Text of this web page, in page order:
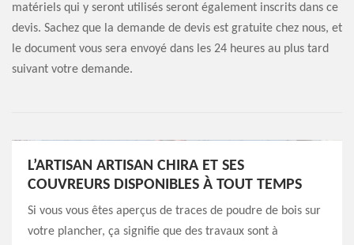
matériels qui y seront utilisés seront également inscrits dans ce
devis. Sachez que la demande de devis est gratuite chez nous, et
le document vous sera envoyé dans les 24 heures au plus tard
suivant votre demande.
L’ARTISAN ARTISAN CHIRA ET SES
COUVREURS DISPONIBLES À TOUT TEMPS
Si vous vous êtes aperçus de traces de poudre de bois sur
votre plancher, ça signifie que des travaux sont à